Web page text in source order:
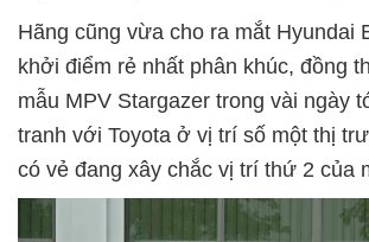
Hãng cũng vừa cho ra mắt Hyundai
khởi điểm rẻ nhất phân khúc, đồng
mẫu MPV Stargazer trong vài ngày
tranh với Toyota ở vị trí số một thị
có vẻ đang xây chắc vị trí thứ 2 của